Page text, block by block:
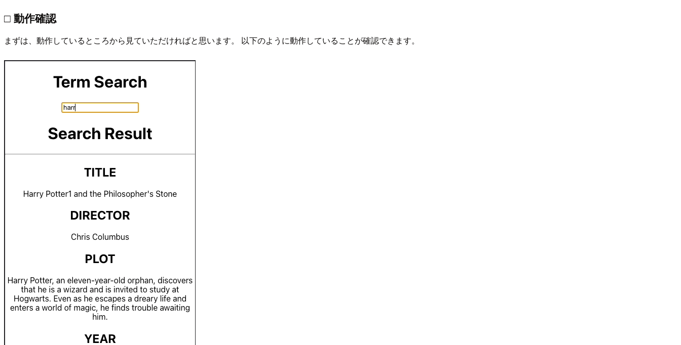
□ 動作確認
まずは、動作しているところから見ていただければと思います。 以下のように動作していることが確認できます。